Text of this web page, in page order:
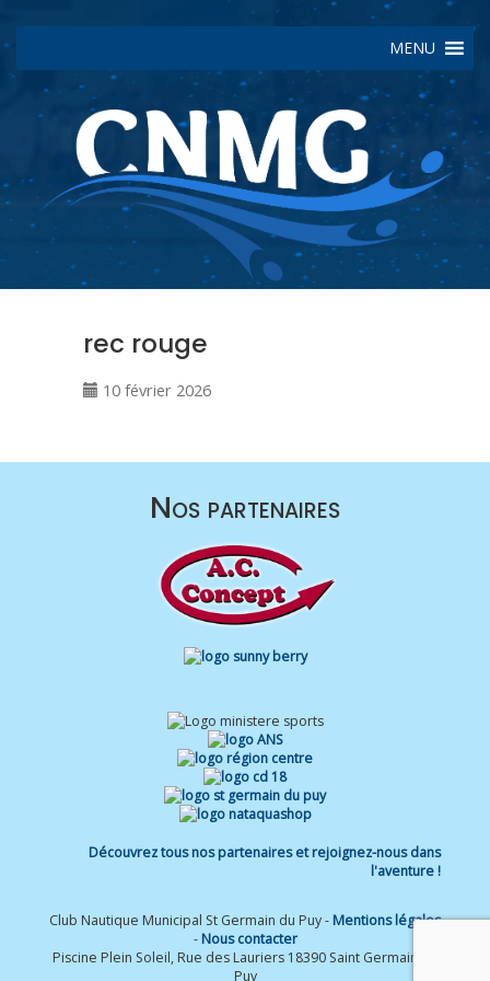
MENU
rec rouge
10 février 2026
Nos partenaires
Découvrez tous nos partenaires et rejoignez-nous dans
l'aventure !
Club Nautique Municipal St Germain du Puy - Mentions légales
- Nous contacter
Piscine Plein Soleil, Rue des Lauriers 18390 Saint Germain du
Puy